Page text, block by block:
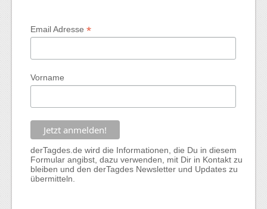
Email Adresse*
Vorname
derTagdes.de wird die Informationen, die Du in diesem
Formular angibst, dazu verwenden, mit Dir in Kontakt zu
bleiben und den derTagdes Newsletter und Updates zu
übermitteln.